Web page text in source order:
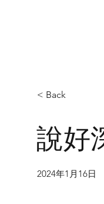
< Back
說好
2024年1月16日